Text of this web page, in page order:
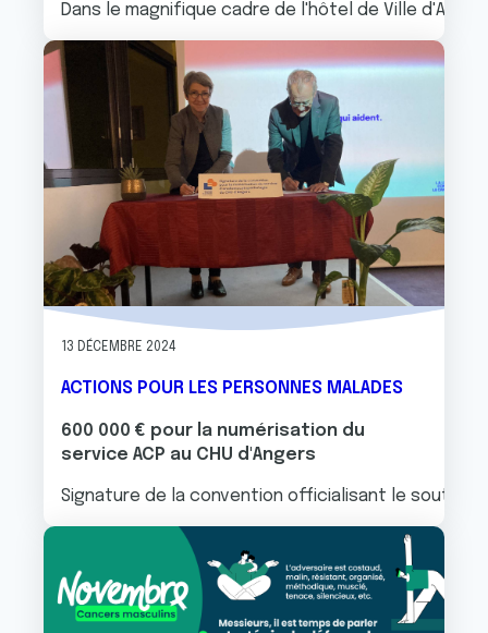
Dans le magnifique cadre de l'hôtel de Ville
13 DÉCEMBRE 2024
ACTIONS POUR LES PERSONNES MALADES
600 000 € pour la numérisation du
service ACP au CHU d'Angers
Signature de la convention officialisant le soutien